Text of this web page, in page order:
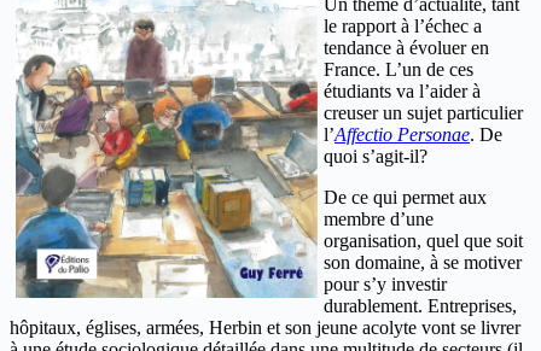
le rapport à l’échec a
tendance à évoluer en
France. L’un de ces
étudiants va l’aider à
creuser un sujet particulier
l’Affectio Personae. De
quoi s’agit-il?
De ce qui permet aux
membre d’une
organisation, quel que soit
son domaine, à se motiver
pour s’y investir
durablement. Entreprises,
hôpitaux, églises, armées, Herbin et son jeune acolyte vont se livrer